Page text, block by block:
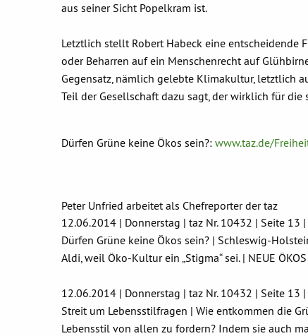
aus seiner Sicht Popelkram ist.
Letztlich stellt Robert Habeck eine entscheidende
oder Beharren auf ein Menschenrecht auf
Gegensatz, nämlich gelebte Klimakultur, letztlich
Teil der Gesellschaft dazu sagt, der wirklich für
Dürfen Grüne keine Ökos sein?: www.taz.de/
Peter Unfried arbeitet als Chefreporter der taz
12.06.2014 | Donnerstag | taz Nr. 10432 | Seite 13
Dürfen Grüne keine Ökos sein? | Schleswig-
Aldi, weil Öko-Kultur ein „Stigma“ sei. | NEUE
12.06.2014 | Donnerstag | taz Nr. 10432 | Seite 13
Streit um Lebensstilfragen | Wie entkommen die
Lebensstil von allen zu fordern? Indem sie auch